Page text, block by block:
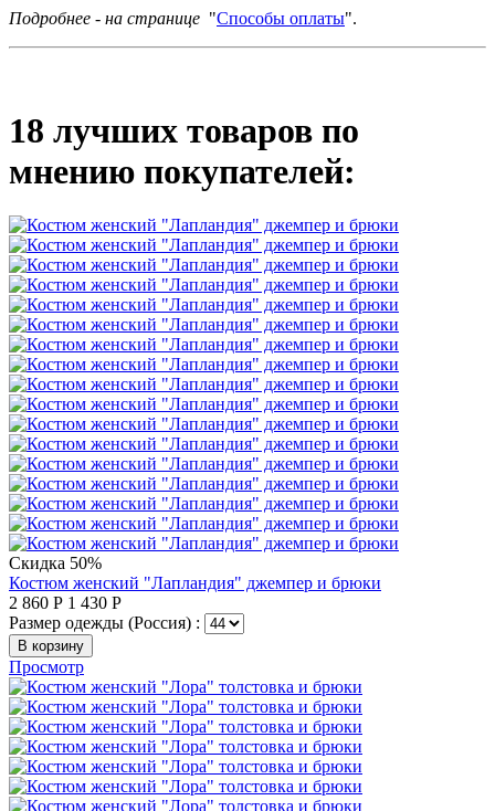
Подробнее - на странице "Способы оплаты".
18 лучших товаров по
мнению покупателей:
Скидка 50%
Костюм женский "Лапландия" джемпер и брюки
2 860 Р 1 430 Р
Размер одежды (Россия) :
В корзину
Просмотр